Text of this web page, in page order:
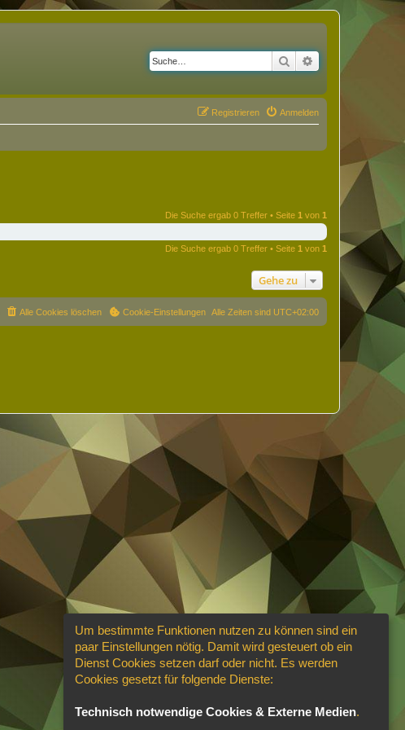
Suche Erweiterte Suche
Anmelden
Registrieren
Die Suche ergab 0 Treffer • Seite 1 von 1
Die Suche ergab 0 Treffer • Seite 1 von 1
Gehe zu
Alle Zeiten sind UTC+02:00
Cookie-Einstellungen
Alle Cookies löschen
Um bestimmte Funktionen nutzen zu können sind ein
paar Einstellungen nötig. Damit wird gesteuert ob ein
Dienst Cookies setzen darf oder nicht. Es werden
Cookies gesetzt für folgende Dienste:
Technisch notwendige Cookies & Externe Medien.